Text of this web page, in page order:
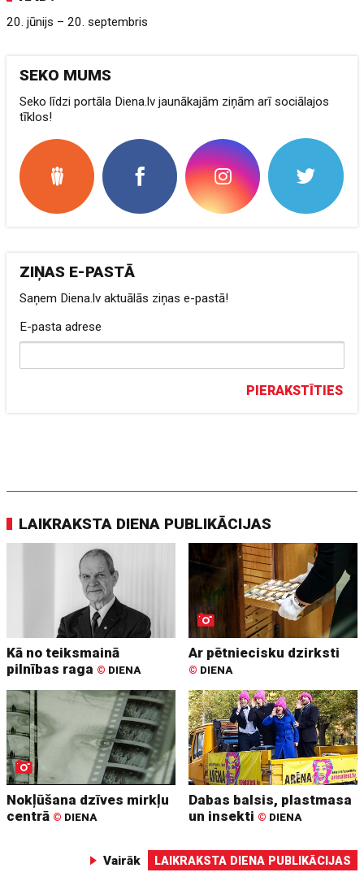
20. jūnijs – 20. septembris
SEKO MUMS
Seko līdzi portāla Diena.lv jaunākajām ziņām arī sociālajos
tīklos!
ZIŅAS E-PASTĀ
Saņem Diena.lv aktuālās ziņas e-pastā!
E-pasta adrese
PIERAKSTĪTIES
LAIKRAKSTA DIENA PUBLIKĀCIJAS
Kā no teiksmainā
pilnības raga © DIENA
Ar pētniecisku dzirksti
© DIENA
Nokļūšana dzīves mirkļu
centrā © DIENA
Dabas balsis, plastmasa
un insekti © DIENA
Vairāk LAIKRAKSTA DIENA PUBLIKĀCIJAS